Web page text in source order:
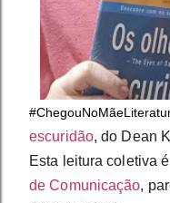
escuridão, do Dean
Esta leitura coletiva
de Comunicação,